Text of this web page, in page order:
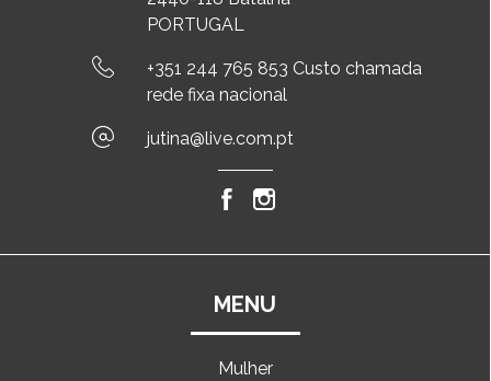
PORTUGAL
+351 244 765 853 Custo chamada
rede fixa nacional
jutina@live.com.pt
MENU
Mulher